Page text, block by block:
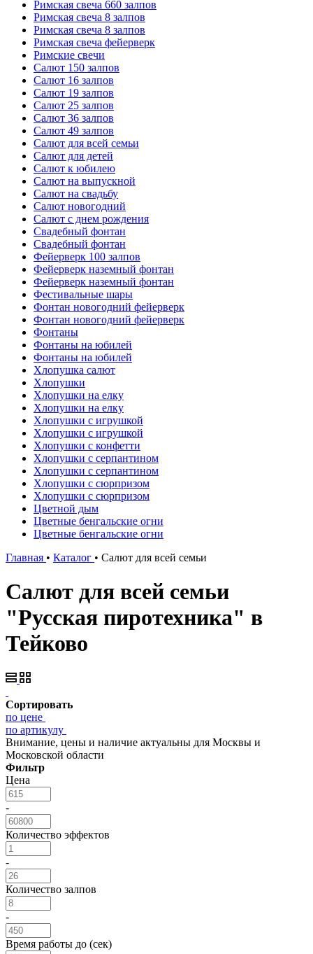
Римская свеча 660 залпов
Римская свеча 8 залпов
Римская свеча 8 залпов
Римская свеча фейерверк
Римские свечи
Салют 150 залпов
Салют 16 залпов
Салют 19 залпов
Салют 25 залпов
Салют 36 залпов
Салют 49 залпов
Салют для всей семьи
Салют для детей
Салют к юбилею
Салют на выпускной
Салют на свадьбу
Салют новогодний
Салют с днем рождения
Свадебный фонтан
Свадебный фонтан
Фейерверк 100 залпов
Фейерверк наземный фонтан
Фейерверк наземный фонтан
Фестивальные шары
Фонтан новогодний фейерверк
Фонтан новогодний фейерверк
Фонтаны
Фонтаны на юбилей
Фонтаны на юбилей
Хлопушка салют
Хлопушки
Хлопушки на елку
Хлопушки на елку
Хлопушки с игрушкой
Хлопушки с игрушкой
Хлопушки с конфетти
Хлопушки с серпантином
Хлопушки с серпантином
Хлопушки с сюрпризом
Хлопушки с сюрпризом
Цветной дым
Цветные бенгальские огни
Цветные бенгальские огни
Главная • Каталог • Салют для всей семьи
Салют для всей семьи
"Русская пиротехника" в
Тейково
Сортировать
по цене
по артикулу
Внимание, цены и наличие актуальны для Москвы и
Московской области
Фильтр
Цена
-
Количество эффектов
-
Количество залпов
-
Время работы до (сек)